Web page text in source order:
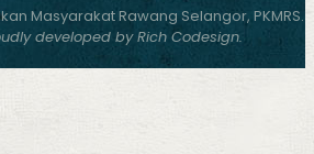
Masyarakat Rawang Selangor, PKMRS.
developed by Rich Codesign.